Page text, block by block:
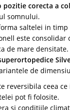
corecta a
somnului.
saltelei in
este consolidar
de mare densitate.
de
reversibila ceea
pot fi folosite.
si conditiile